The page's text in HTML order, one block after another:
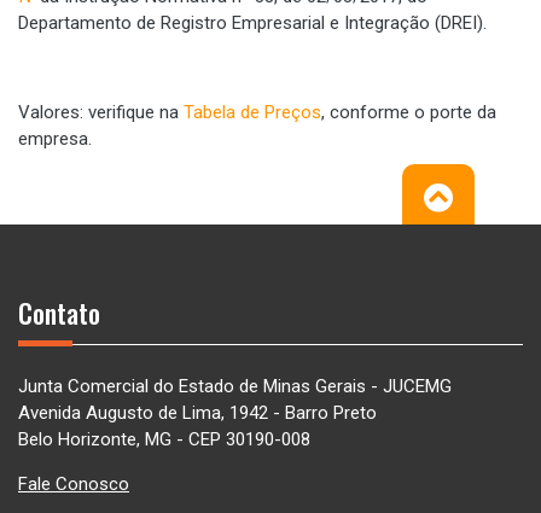
Departamento de Registro Empresarial e Integração (DREI).
Valores: verifique na Tabela de Preços, conforme o porte da
empresa.
Contato
Junta Comercial do Estado de Minas Gerais - JUCEMG
Avenida Augusto de Lima, 1942 - Barro Preto
Belo Horizonte, MG - CEP 30190-008
Fale Conosco